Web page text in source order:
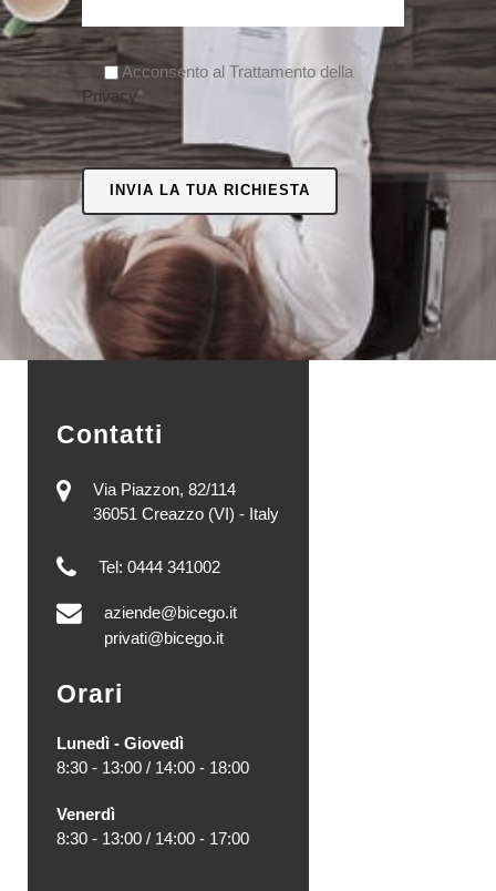
Acconsento al Trattamento della
Privacy*
Contatti
Via Piazzon, 82/114
36051 Creazzo (VI) - Italy
Tel: 0444 341002
aziende@bicego.it
privati@bicego.it
Orari
Lunedì - Giovedì
8:30 - 13:00 / 14:00 - 18:00
Venerdì
8:30 - 13:00 / 14:00 - 17:00